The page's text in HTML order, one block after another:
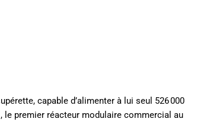
capable d’alimenter à lui seul 526 000
le premier réacteur modulaire commercial au